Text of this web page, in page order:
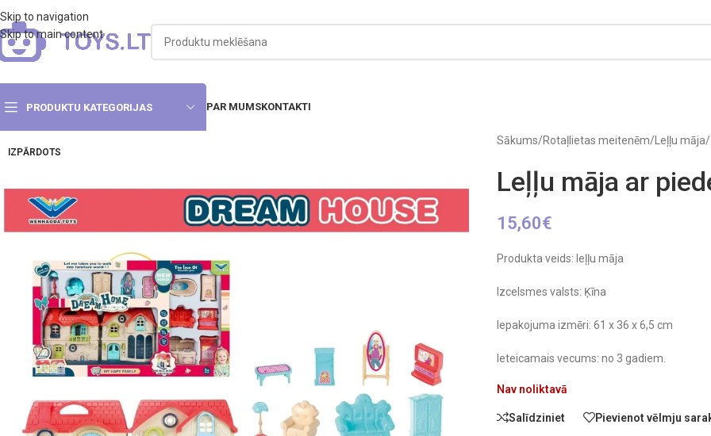
Skip to navigation
Skip to main content
PRODUKTU KATEGORIJAS PAR MUMSKONTAKTI
IZPĀRDOTS
Sākums/Rotaļlietas meitenēm/Leļļu māja/
Leļļu māja ar
15,60€
Produkta veids: leļļu māja
Izcelsmes valsts: Ķīna
Iepakojuma izmēri: 61 x 36 x 6,5 cm
Ieteicamais vecums: no 3 gadiem.
Nav noliktavā
Salīdziniet Pievienot vēlmju